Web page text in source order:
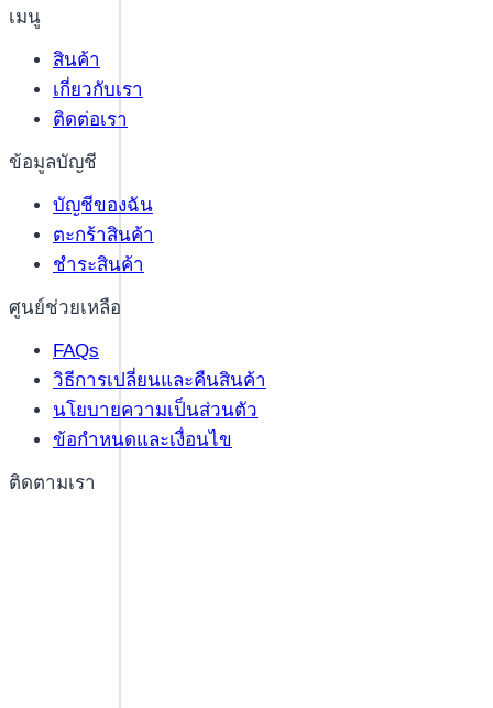
เมนู
สินค้า
เกี่ยวกับเรา
ติดต่อเรา
ข้อมูลบัญชี
บัญชีของฉัน
ตะกร้าสินค้า
ชำระสินค้า
ศูนย์ช่วยเหลือ
FAQs
วิธีการเปลี่ยนและคืนสินค้า
นโยบายความเป็นส่วนตัว
ข้อกำหนดและเงื่อนไข
ติดตามเรา